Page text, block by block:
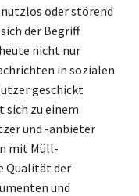
oder störend
der Begriff
nicht nur
in sozialen
geschickt
sich zu einem
und -anbieter
mit Müll-
Qualität der
und